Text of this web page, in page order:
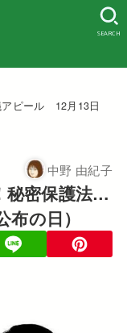
SEARCH
ピール 12月13日
中野 由紀子
秘密保護法…
の日）